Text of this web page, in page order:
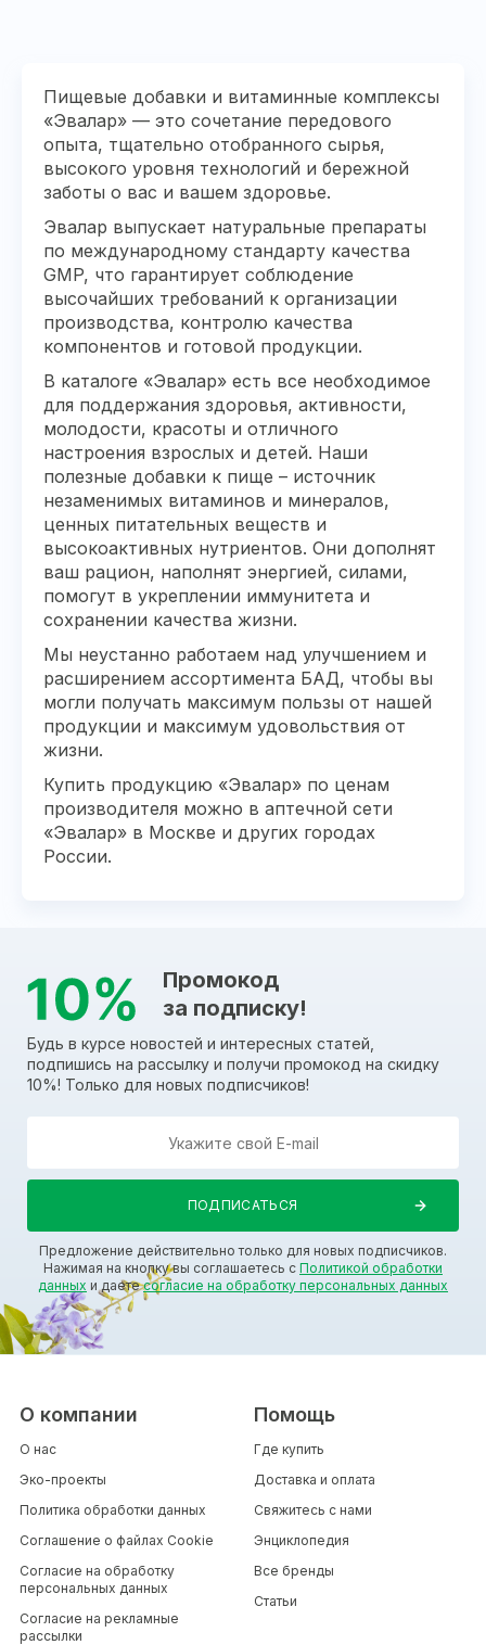
Пищевые добавки и витаминные комплексы
«Эвалар» — это сочетание передового
опыта, тщательно отобранного сырья,
высокого уровня технологий и бережной
заботы о вас и вашем здоровье.
Эвалар выпускает натуральные препараты
по международному стандарту качества
GMP, что гарантирует соблюдение
высочайших требований к организации
производства, контролю качества
компонентов и готовой продукции.
В каталоге «Эвалар» есть все необходимое
для поддержания здоровья, активности,
молодости, красоты и отличного
настроения взрослых и детей. Наши
полезные добавки к пище – источник
незаменимых витаминов и минералов,
ценных питательных веществ и
высокоактивных нутриентов. Они дополнят
ваш рацион, наполнят энергией, силами,
помогут в укреплении иммунитета и
сохранении качества жизни.
Мы неустанно работаем над улучшением и
расширением ассортимента БАД, чтобы вы
могли получать максимум пользы от нашей
продукции и максимум удовольствия от
жизни.
Купить продукцию «Эвалар» по ценам
производителя можно в аптечной сети
«Эвалар» в Москве и других городах
России.
Промокод
за подписку!
Будь в курсе новостей и интересных статей,
подпишись на рассылку и получи промокод на скидку
10%! Только для новых подписчиков!
Предложение действительно только для новых подписчиков.
Нажимая на кнопку вы соглашаетесь с Политикой обработки
данных и даетесогласие на обработку персональных данных
О компании
О нас
Эко-проекты
Политика обработки данных
Соглашение о файлах Cookie
Согласие на обработку
персональных данных
Согласие на рекламные
рассылки
Помощь
Где купить
Доставка и оплата
Свяжитесь с нами
Энциклопедия
Все бренды
Статьи